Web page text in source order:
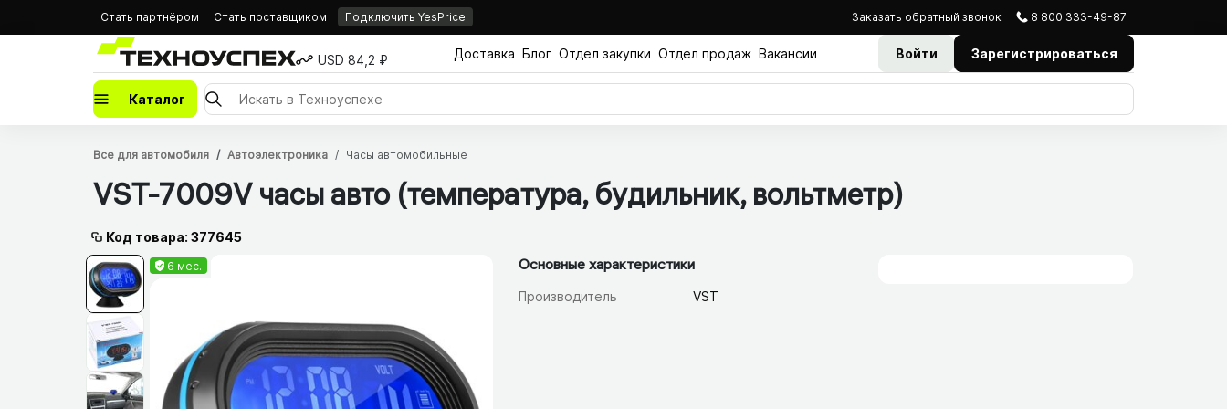
Стать партнёром Стать поставщиком Подключить YesPrice Заказать обратный звонок 8 800 333-49-87
USD 84,2 ₽ Доставка Блог Отдел закупки Отдел продаж Вакансии Войти Зарегистрироваться
Каталог
Все для автомобиля Автоэлектроника Часы автомобильные
VST-7009V часы авто (температура, будильник, вольтметр)
Код товара: 377645
6 мес. Основные характеристики
Производитель VST